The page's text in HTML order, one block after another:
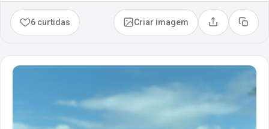
6 curtidas Criar imagem Compartilhar
Copiar